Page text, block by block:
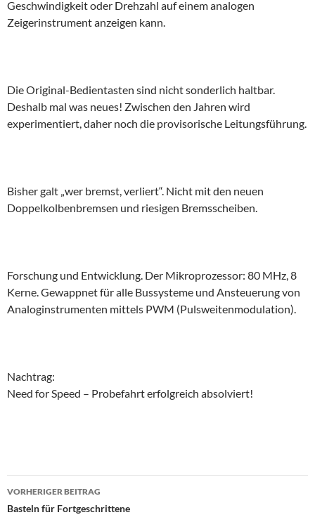
Geschwindigkeit oder Drehzahl auf einem analogen
Zeigerinstrument anzeigen kann.
Die Original-Bedientasten sind nicht sonderlich haltbar.
Deshalb mal was neues! Zwischen den Jahren wird
experimentiert, daher noch die provisorische Leitungsführung.
Bisher galt „wer bremst, verliert“. Nicht mit den neuen
Doppelkolbenbremsen und riesigen Bremsscheiben.
Forschung und Entwicklung. Der Mikroprozessor: 80 MHz, 8
Kerne. Gewappnet für alle Bussysteme und Ansteuerung von
Analoginstrumenten mittels PWM (Pulsweitenmodulation).
Nachtrag:
Need for Speed – Probefahrt erfolgreich absolviert!
Beitragsnavigation
VORHERIGER BEITRAG
Basteln für Fortgeschrittene